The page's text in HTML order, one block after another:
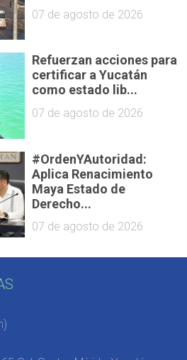
07 de agosto de 2026
Refuerzan acciones para
certificar a Yucatán
como estado lib...
07 de agosto de 2026
#OrdenYAutoridad:
Aplica Renacimiento
Maya Estado de
Derecho...
07 de agosto de 2026